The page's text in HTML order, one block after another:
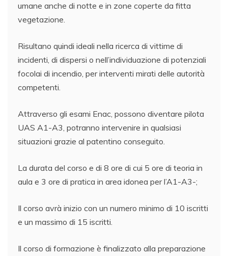
umane anche di notte e in zone coperte da fitta
vegetazione.
Risultano quindi ideali nella ricerca di vittime di
incidenti, di dispersi o nell’individuazione di potenziali
focolai di incendio, per interventi mirati delle autorità
competenti.
Attraverso gli esami Enac, possono diventare pilota
UAS A1-A3, potranno intervenire in qualsiasi
situazioni grazie al patentino conseguito.
La durata del corso e di 8 ore di cui 5 ore di teoria in
aula e 3 ore di pratica in area idonea per l’A1-A3-;
Il corso avrà inizio con un numero minimo di 10 iscritti
e un massimo di 15 iscritti.
Il corso di formazione è finalizzato alla preparazione